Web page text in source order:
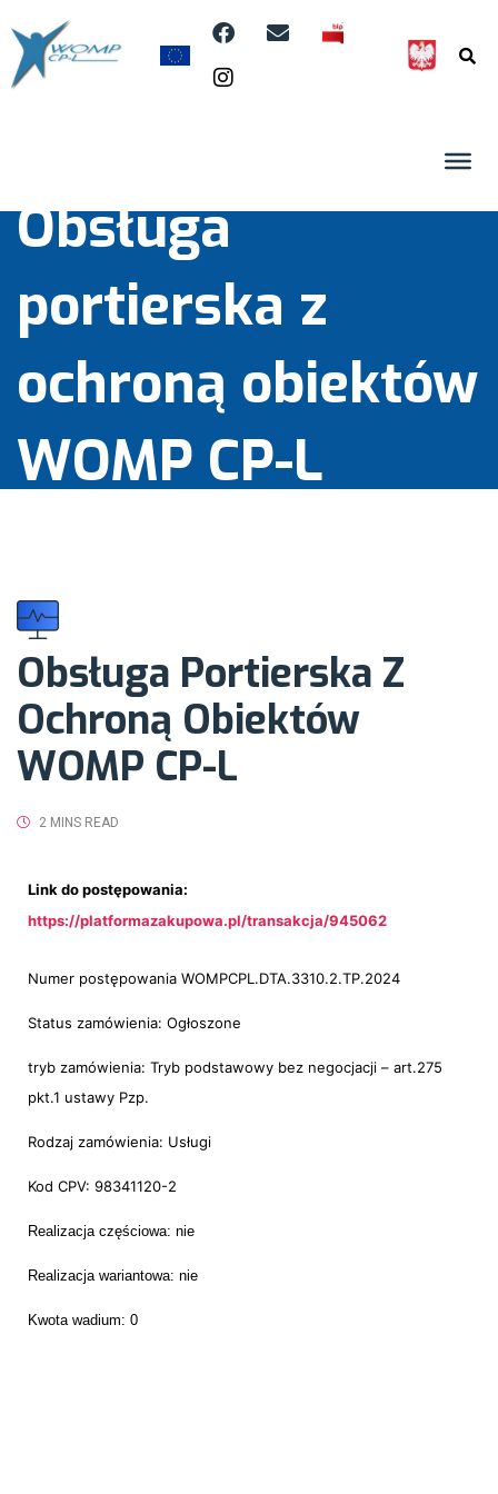
Obsługa
portierska z
ochroną obiektów
WOMP CP-L
Obsługa Portierska Z
Ochroną Obiektów
WOMP CP-L
2 MINS READ
Link do postępowania:
https://platformazakupowa.pl/transakcja/945062
Numer postępowania WOMPCPL.DTA.3310.2.TP.2024
Status zamówienia: Ogłoszone
tryb zamówienia: Tryb podstawowy bez negocjacji – art.275
pkt.1 ustawy Pzp.
Rodzaj zamówienia: Usługi
Kod CPV: 98341120-2
Realizacja częściowa: nie
Realizacja wariantowa: nie
Kwota wadium: 0